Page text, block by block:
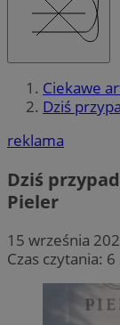
Ciekawe
Dziś
reklama
Dziś
Pieler
15 września
Czas czytania: